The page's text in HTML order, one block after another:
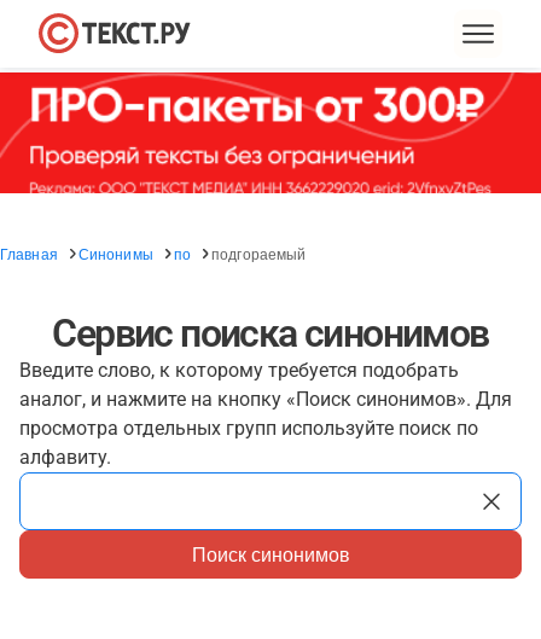
Главная Синонимы по подгораемый
Сервис поиска синонимов
Введите слово, к которому требуется подобрать
аналог, и нажмите на кнопку «Поиск синонимов». Для
просмотра отдельных групп используйте поиск по
алфавиту.
Поиск синонимов